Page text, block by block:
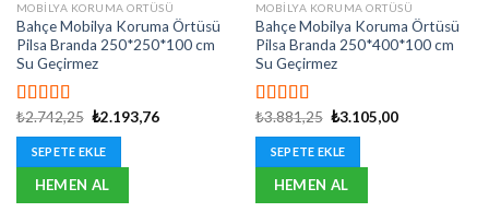
MOBILYA KORUMA ORTÜSÜ
Bahçe Mobilya Koruma Örtüsü
Pilsa Branda 250*250*100 cm
Su Geçirmez
5 üzerinden
5.00oy aldı
₺2.742,25 Orijinal
₺2.742,25.
₺2.193,76Şu
SEPETE EKLE
HEMEN AL
MOBILYA KORUMA ORTÜSÜ
Bahçe Mobilya Koruma Örtüsü
Pilsa Branda 250*400*100 cm
Su Geçirmez
5 üzerinden
5.00oy aldı
₺3.881,25 Orijinal
₺3.881,25.
₺3.105,00Şu
SEPETE EKLE
HEMEN AL